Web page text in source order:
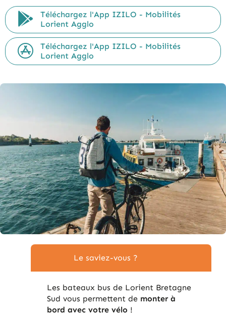
Téléchargez l'App IZILO - Mobilités
Lorient Agglo
Téléchargez l'App IZILO - Mobilités
Lorient Agglo
Le saviez-vous ?
Les bateaux bus de Lorient Bretagne
Sud vous permettent de monter à
bord avec votre vélo !